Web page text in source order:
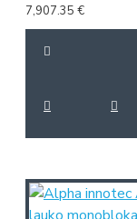
7,907.35 €